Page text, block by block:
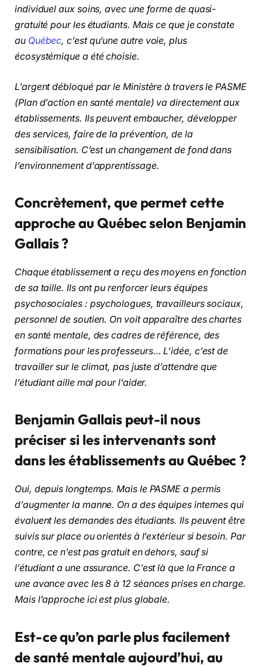
individuel aux soins, avec une forme de quasi-
gratuité pour les étudiants. Mais ce que je constate
au Québec, c’est qu’une autre voie, plus
écosystémique a été choisie.
L’argent débloqué par le Ministère à travers le PASME
(Plan d’action en santé mentale) va directement aux
établissements. Ils peuvent embaucher, développer
des services, faire de la prévention, de la
sensibilisation. C’est un changement de fond dans
l’environnement d’apprentissage.
Concrètement, que permet cette
approche au Québec selon Benjamin
Gallais ?
Chaque établissement a reçu des moyens en fonction
de sa taille. Ils ont pu renforcer leurs équipes
psychosociales : psychologues, travailleurs sociaux,
personnel de soutien. On voit apparaître des chartes
en santé mentale, des cadres de référence, des
formations pour les professeurs… L’idée, c’est de
travailler sur le climat, pas juste d’attendre que
l’étudiant aille mal pour l’aider.
Benjamin Gallais peut-il nous
préciser si les intervenants sont
dans les établissements au Québec ?
Oui, depuis longtemps. Mais le PASME a permis
d’augmenter la manne. On a des équipes internes qui
évaluent les demandes des étudiants. Ils peuvent être
suivis sur place ou orientés à l’extérieur si besoin. Par
contre, ce n’est pas gratuit en dehors, sauf si
l’étudiant a une assurance. C’est là que la France a
une avance avec les 8 à 12 séances prises en charge.
Mais l’approche ici est plus globale.
Est-ce qu’on parle plus facilement
de santé mentale aujourd’hui, au